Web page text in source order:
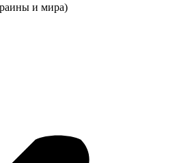
и мира)